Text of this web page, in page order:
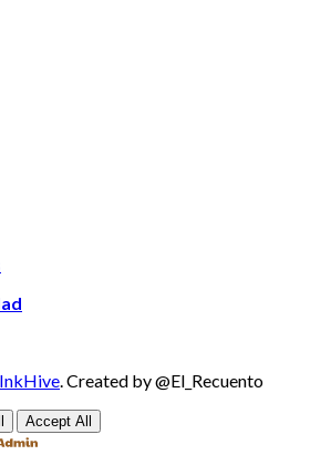
InkHive Created by @El_Recuento
Accept All